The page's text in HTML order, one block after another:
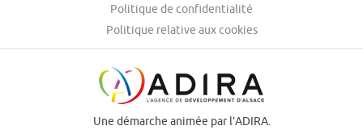
Politique de confidentialité
Politique relative aux cookies
Une démarche animée par l’ADIRA.